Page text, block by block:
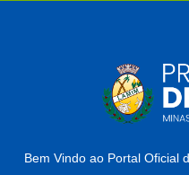
Bem Vindo ao Portal Oficial